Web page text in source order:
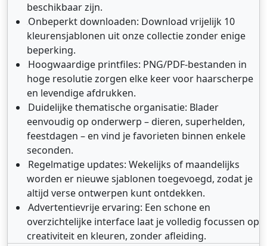
beschikbaar zijn.
Onbeperkt downloaden: Download vrijelijk 10
kleurensjablonen uit onze collectie zonder enige
beperking.
Hoogwaardige printfiles: PNG/PDF-bestanden in
hoge resolutie zorgen elke keer voor haarscherpe
en levendige afdrukken.
Duidelijke thematische organisatie: Blader
eenvoudig op onderwerp – dieren, superhelden,
feestdagen – en vind je favorieten binnen enkele
seconden.
Regelmatige updates: Wekelijks of maandelijks
worden er nieuwe sjablonen toegevoegd, zodat je
altijd verse ontwerpen kunt ontdekken.
Advertentievrije ervaring: Een schone en
overzichtelijke interface laat je volledig focussen op
creativiteit en kleuren, zonder afleiding.